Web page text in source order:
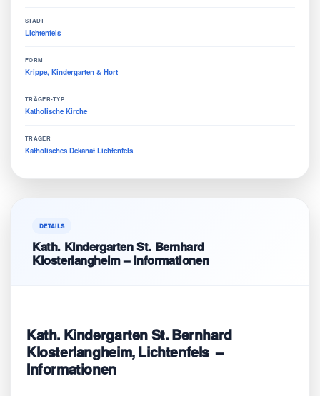
STADT
Lichtenfels
FORM
Krippe, Kindergarten & Hort
TRÄGER-TYP
Katholische Kirche
TRÄGER
Katholisches Dekanat Lichtenfels
DETAILS
Kath. Kindergarten St. Bernhard
Klosterlangheim – Informationen
Kath. Kindergarten St. Bernhard
Klosterlangheim, Lichtenfels –
Informationen